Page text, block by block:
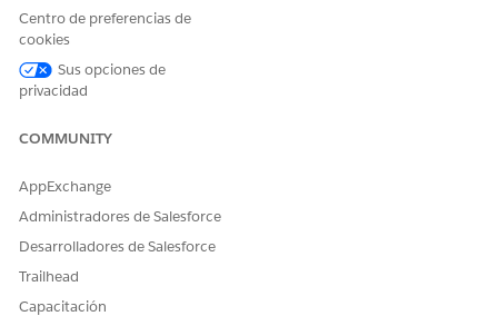
005318925
¡Háganos saber cómo podemos mejorar!
Centro de preferencias de
cookies
Sus opciones de
privacidad
COMMUNITY
AppExchange
Administradores de Salesforce
Desarrolladores de Salesforce
Trailhead
Capacitación